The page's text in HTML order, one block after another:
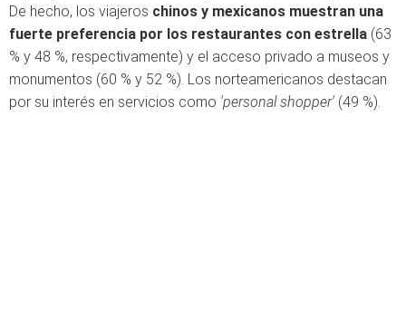
De hecho, los viajeros chinos y mexicanos muestran una
fuerte preferencia por los restaurantes con estrella (63
% y 48 %, respectivamente) y el acceso privado a museos y
monumentos (60 % y 52 %). Los norteamericanos destacan
por su interés en servicios como 'personal shopper' (49 %).